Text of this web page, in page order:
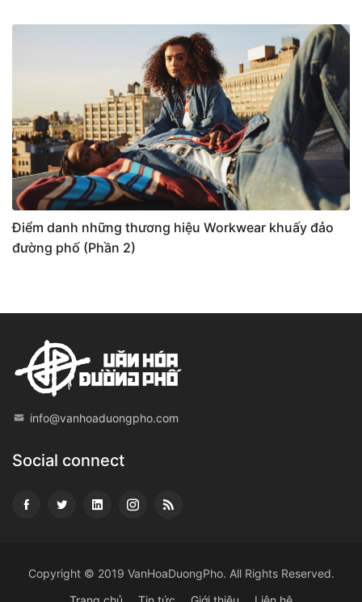
Điểm danh những thương hiệu Workwear khuấy đảo
đường phố (Phần 2)
info@vanhoaduongpho.com
Social connect
Copyright © 2019 VanHoaDuongPho. All Rights Reserved.